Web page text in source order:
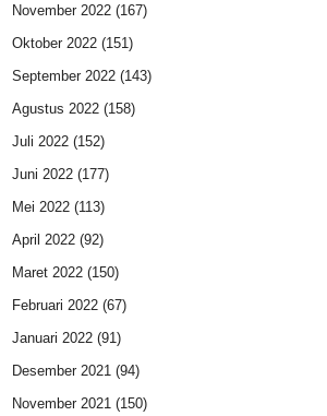
November 2022(167)
Oktober 2022(151)
September 2022(143)
Agustus 2022(158)
Juli 2022(152)
Juni 2022(177)
Mei 2022(113)
April 2022(92)
Maret 2022(150)
Februari 2022(67)
Januari 2022(91)
Desember 2021 (94)
November 2021 (150)